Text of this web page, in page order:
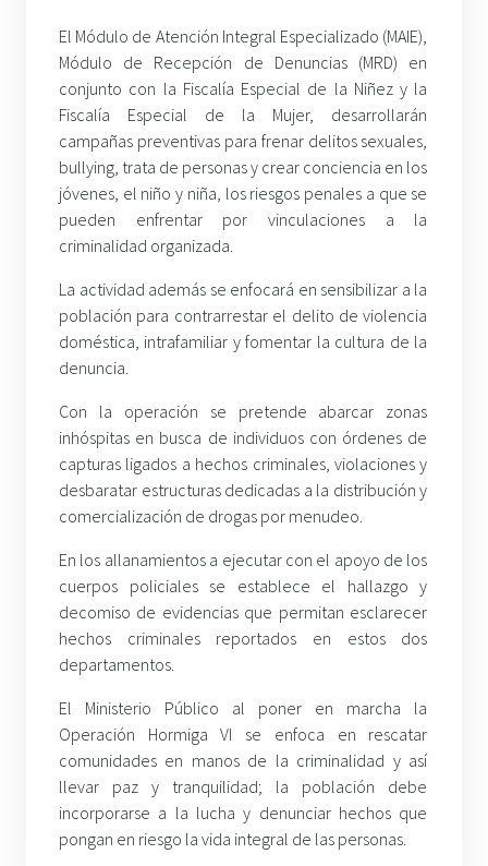
El Módulo de Atención Integral Especializado (MAIE),
Módulo de Recepción de Denuncias (MRD) en
conjunto con la Fiscalía Especial de la Niñez y la
Fiscalía Especial de la Mujer, desarrollarán
campañas preventivas para frenar delitos sexuales,
bullying, trata de personas y crear conciencia en los
jóvenes, el niño y niña, los riesgos penales a que se
pueden enfrentar por vinculaciones a la
criminalidad organizada.
La actividad además se enfocará en sensibilizar a la
población para contrarrestar el delito de violencia
doméstica, intrafamiliar y fomentar la cultura de la
denuncia.
Con la operación se pretende abarcar zonas
inhóspitas en busca de individuos con órdenes de
capturas ligados a hechos criminales, violaciones y
desbaratar estructuras dedicadas a la distribución y
comercialización de drogas por menudeo.
En los allanamientos a ejecutar con el apoyo de los
cuerpos policiales se establece el hallazgo y
decomiso de evidencias que permitan esclarecer
hechos criminales reportados en estos dos
departamentos.
El Ministerio Público al poner en marcha la
Operación Hormiga VI se enfoca en rescatar
comunidades en manos de la criminalidad y así
llevar paz y tranquilidad; la población debe
incorporarse a la lucha y denunciar hechos que
pongan en riesgo la vida integral de las personas.